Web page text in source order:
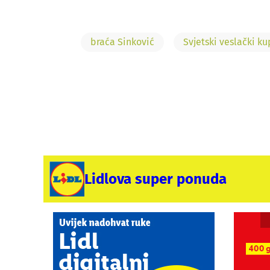
braća Sinković Svjetski veslački
Lidlova super ponuda